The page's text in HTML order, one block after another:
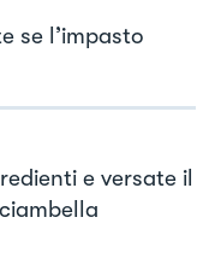
se l’impasto
e versate il